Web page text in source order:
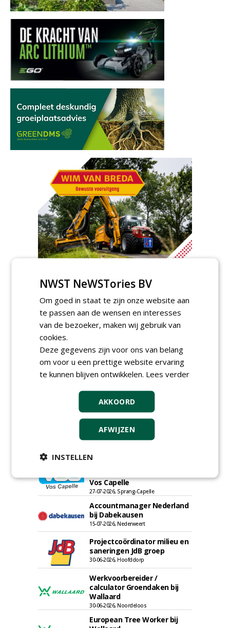
Meld je aan voor onze digitale
nieuwsbrief.
Vos Capelle
27-07-2026, Sprang-Capelle
Accountmanager Nederland
bij Dabekausen
15-07-2026, Nederweert
Projectcoördinator milieu en
saneringen JdB groep
30-06-2026, Hoofddorp
Werkvoorbereider /
calculator Groendaken bij
Wallaard
30-06-2026, Noordeloos
European Tree Worker bij
NWST NeWSTories BV
Om goed in staat te zijn onze website aan
te passen aan de wensen en interesses
van de bezoeker, maken wij gebruik van
cookies.
Deze gegevens zijn voor ons van belang
om voor u een prettige website ervaring
te kunnen blijven ontwikkelen. Lees verder
AKKOORD
AFWIJZEN
INSTELLEN